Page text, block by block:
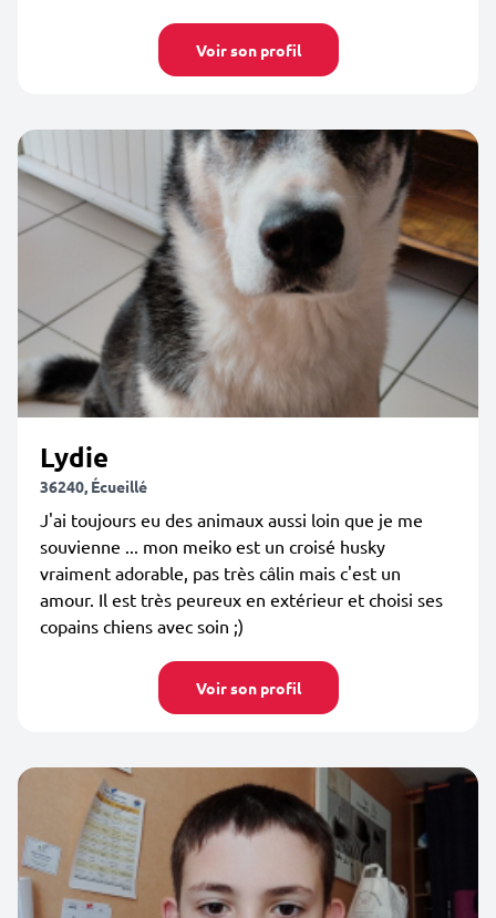
Voir son profil
Lydie
36240, Écueillé
J'ai toujours eu des animaux aussi loin que je me
souvienne ... mon meiko est un croisé husky
vraiment adorable, pas très câlin mais c'est un
amour. Il est très peureux en extérieur et choisi ses
copains chiens avec soin ;)
Voir son profil